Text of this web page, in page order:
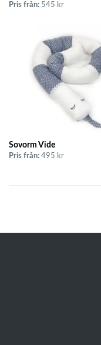
Pris från: 545 kr
Sovorm Vide
Pris från: 495 kr